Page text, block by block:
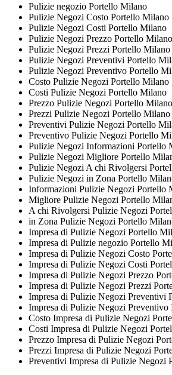
Pulizie negozio Portello Milano
Pulizie Negozi Costo Portello Milano
Pulizie Negozi Costi Portello Milano
Pulizie Negozi Prezzo Portello Milano
Pulizie Negozi Prezzi Portello Milano
Pulizie Negozi Preventivi Portello
Pulizie Negozi Preventivo Portello
Costo Pulizie Negozi Portello Milano
Costi Pulizie Negozi Portello Milano
Prezzo Pulizie Negozi Portello Milano
Prezzi Pulizie Negozi Portello Milano
Preventivi Pulizie Negozi Portello
Preventivo Pulizie Negozi Portello
Pulizie Negozi Informazioni Portello
Pulizie Negozi Migliore Portello
Pulizie Negozi A chi Rivolgersi
Pulizie Negozi in Zona Portello
Informazioni Pulizie Negozi Portello
Migliore Pulizie Negozi Portello
A chi Rivolgersi Pulizie Negozi
in Zona Pulizie Negozi Portello
Impresa di Pulizie Negozi Portello
Impresa di Pulizie negozio Portello
Impresa di Pulizie Negozi Costo
Impresa di Pulizie Negozi Costi
Impresa di Pulizie Negozi Prezzo
Impresa di Pulizie Negozi Prezzi
Impresa di Pulizie Negozi Preventivi
Impresa di Pulizie Negozi
Costo Impresa di Pulizie Negozi
Costi Impresa di Pulizie Negozi
Prezzo Impresa di Pulizie Negozi
Prezzi Impresa di Pulizie Negozi
Preventivi Impresa di Pulizie Negozi